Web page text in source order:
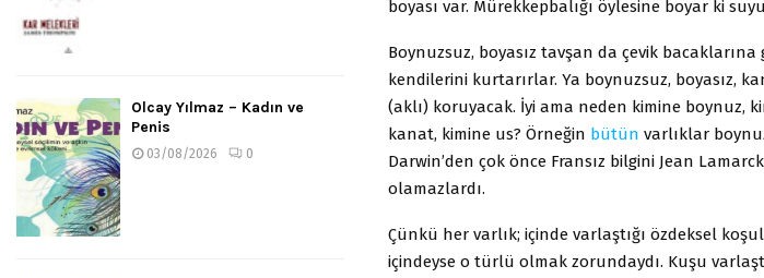
boyası var. Mürekkepbalığı öylesine boyar ki
Boynuzsuz, boyasız tavşan da çevik
kendilerini kurtarırlar. Ya boynuzsuz, boyasız,
(aklı) koruyacak. İyi ama neden kimine boynuz,
kanat, kimine us? Örneğin bütün varlıklar
Darwin’den çok önce Fransız bilgini Jean
olamazlardı.
Çünkü her varlık; içinde varlaştığı özdeksel
içindeyse o türlü olmak zorundaydı. Kuşu
Olcay Yılmaz – Kadın ve
Penis
03/08/2026 0